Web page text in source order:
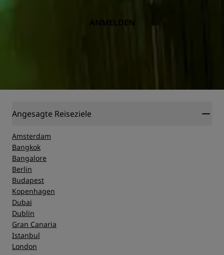
ANMELDEN
Angesagte Reiseziele
Amsterdam
Bangkok
Bangalore
Berlin
Budapest
Kopenhagen
Dubai
Dublin
Gran Canaria
Istanbul
London